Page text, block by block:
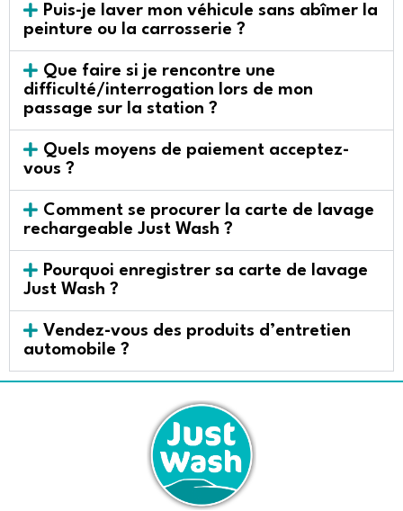
Puis-je laver mon véhicule sans abîmer la
peinture ou la carrosserie ?
Que faire si je rencontre une
difficulté/interrogation lors de mon
passage sur la station ?
Quels moyens de paiement acceptez-
vous ?
Comment se procurer la carte de lavage
rechargeable Just Wash ?
Pourquoi enregistrer sa carte de lavage
Just Wash ?
Vendez-vous des produits d’entretien
automobile ?